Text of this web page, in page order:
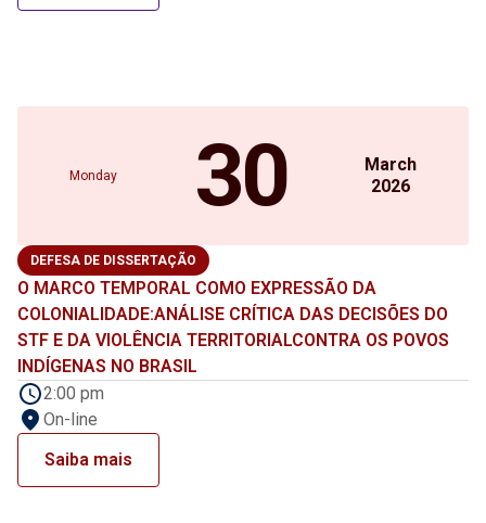
Monday 30
March
2026
DEFESA DE DISSERTAÇÃO
O MARCO TEMPORAL COMO EXPRESSÃO DA
COLONIALIDADE:ANÁLISE CRÍTICA DAS DECISÕES DO
STF E DA VIOLÊNCIA TERRITORIALCONTRA OS POVOS
INDÍGENAS NO BRASIL
2:00 pm
On-line
Saiba mais